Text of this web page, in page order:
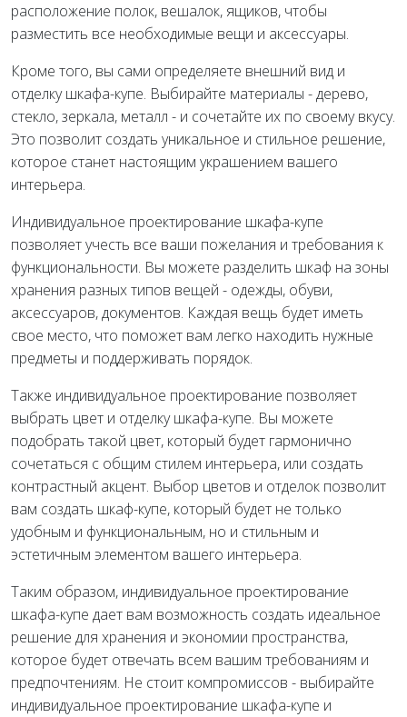
расположение полок, вешалок, ящиков, чтобы
разместить все необходимые вещи и аксессуары.
Кроме того, вы сами определяете внешний вид и
отделку шкафа-купе. Выбирайте материалы - дерево,
стекло, зеркала, металл - и сочетайте их по своему вкусу.
Это позволит создать уникальное и стильное решение,
которое станет настоящим украшением вашего
интерьера.
Индивидуальное проектирование шкафа-купе
позволяет учесть все ваши пожелания и требования к
функциональности. Вы можете разделить шкаф на зоны
хранения разных типов вещей - одежды, обуви,
аксессуаров, документов. Каждая вещь будет иметь
свое место, что поможет вам легко находить нужные
предметы и поддерживать порядок.
Также индивидуальное проектирование позволяет
выбрать цвет и отделку шкафа-купе. Вы можете
подобрать такой цвет, который будет гармонично
сочетаться с общим стилем интерьера, или создать
контрастный акцент. Выбор цветов и отделок позволит
вам создать шкаф-купе, который будет не только
удобным и функциональным, но и стильным и
эстетичным элементом вашего интерьера.
Таким образом, индивидуальное проектирование
шкафа-купе дает вам возможность создать идеальное
решение для хранения и экономии пространства,
которое будет отвечать всем вашим требованиям и
предпочтениям. Не стоит компромиссов - выбирайте
индивидуальное проектирование шкафа-купе и